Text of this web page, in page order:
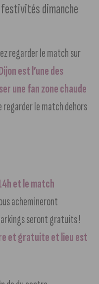
dimanche
regarder le match sur
est l’une des
une fan zone chaude
regarder le match dehors
et le match
achemineront
seront gratuits !
et gratuite et lieu est